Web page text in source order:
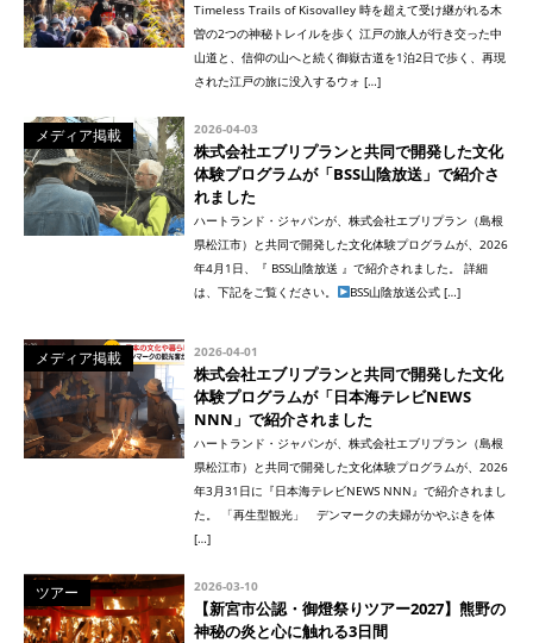
Timeless Trails of Kisovalley 時を超えて受け継がれる木
曽の2つの神秘トレイルを歩く 江戸の旅人が行き交った中
山道と、信仰の山へと続く御嶽古道を1泊2日で歩く、再現
された江戸の旅に没入するウォ […]
メディア掲載 2026-04-03
株式会社エブリプランと共同で開発した文化
体験プログラムが「BSS山陰放送」で紹介さ
れました
ハートランド・ジャパンが、株式会社エブリプラン（島根
県松江市）と共同で開発した文化体験プログラムが、2026
年4月1日、『 BSS山陰放送 』で紹介されました。 詳細
は、下記をご覧ください。
BSS山陰放送公式 […]
メディア掲載 2026-04-01
株式会社エブリプランと共同で開発した文化
体験プログラムが「日本海テレビNEWS
NNN」で紹介されました
ハートランド・ジャパンが、株式会社エブリプラン（島根
県松江市）と共同で開発した文化体験プログラムが、2026
年3月31日に『日本海テレビNEWS NNN』で紹介されまし
た。 「再生型観光」 デンマークの夫婦がかやぶきを体
[…]
ツアー 2026-03-10
【新宮市公認・御燈祭りツアー2027】熊野の
神秘の炎と心に触れる3日間